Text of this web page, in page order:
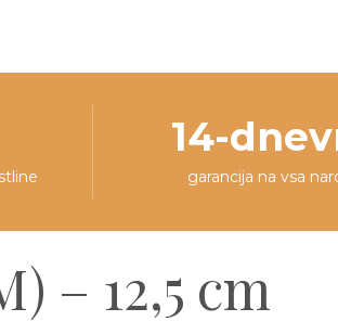
14-
garancija na vsa
– 12,5 cm